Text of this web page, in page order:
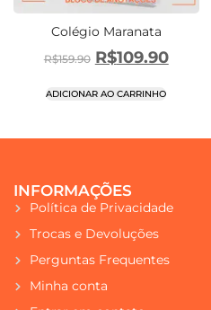
Colégio Maranata
R$159.90 R$109.90
ADICIONAR AO CARRINHO
INFORMAÇÕES
Política de Privacidade
Trocas e Devoluções
Perguntas Frequentes
Minha conta